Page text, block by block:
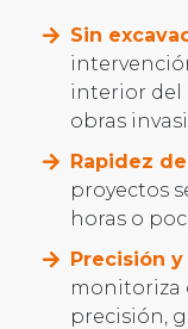
Sin
interior del
obras
Rapidez
proyectos
horas o
Precisión
monitoriza
precisión,